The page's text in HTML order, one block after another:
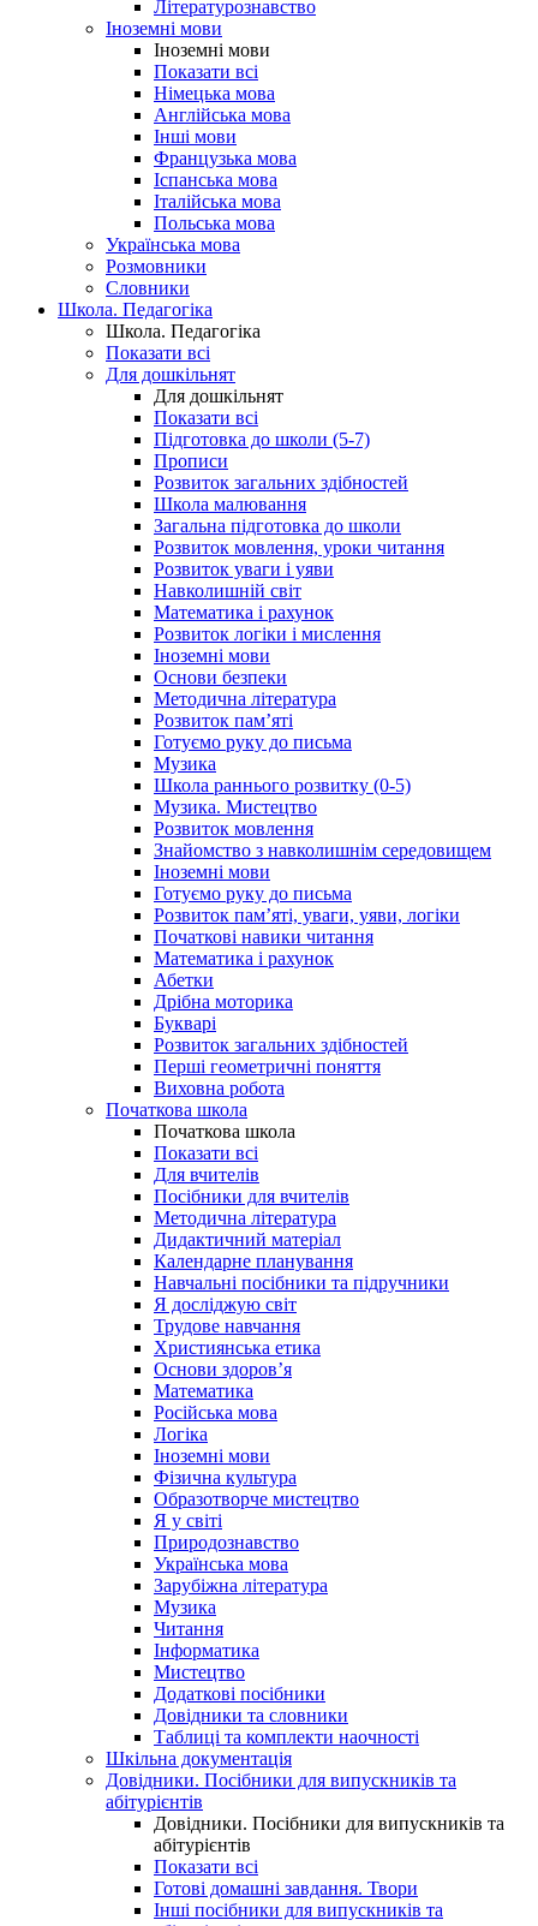
Літературознавство
Іноземні мови
Іноземні мови
Показати всі
Німецька мова
Англійська мова
Інші мови
Французька мова
Іспанська мова
Італійська мова
Польська мова
Українська мова
Розмовники
Словники
Школа. Педагогіка
Школа. Педагогіка
Показати всі
Для дошкільнят
Для дошкільнят
Показати всі
Підготовка до школи (5-7)
Прописи
Розвиток загальних здібностей
Школа малювання
Загальна підготовка до школи
Розвиток мовлення, уроки читання
Розвиток уваги і уяви
Навколишній світ
Математика і рахунок
Розвиток логіки і мислення
Іноземні мови
Основи безпеки
Методична література
Розвиток пам’яті
Готуємо руку до письма
Музика
Школа раннього розвитку (0-5)
Музика. Мистецтво
Розвиток мовлення
Знайомство з навколишнім середовищем
Іноземні мови
Готуємо руку до письма
Розвиток пам’яті, уваги, уяви, логіки
Початкові навики читання
Математика і рахунок
Абетки
Дрібна моторика
Букварі
Розвиток загальних здібностей
Перші геометричні поняття
Виховна робота
Початкова школа
Початкова школа
Показати всі
Для вчителів
Посібники для вчителів
Методична література
Дидактичний матеріал
Календарне планування
Навчальні посібники та підручники
Я досліджую світ
Трудове навчання
Християнська етика
Основи здоров’я
Математика
Російська мова
Логіка
Іноземні мови
Фізична культура
Образотворче мистецтво
Я у світі
Природознавство
Українська мова
Зарубіжна література
Музика
Читання
Інформатика
Мистецтво
Додаткові посібники
Довідники та словники
Таблиці та комплекти наочності
Шкільна документація
Довідники. Посібники для випускників та
абітурієнтів
Довідники. Посібники для випускників та
абітурієнтів
Показати всі
Готові домашні завдання. Твори
Інші посібники для випускників та